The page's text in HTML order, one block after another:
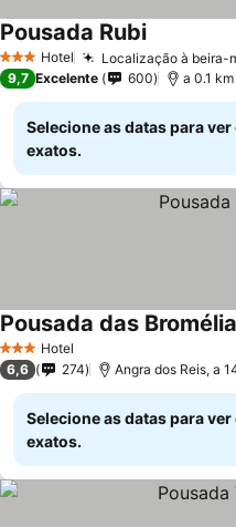
3 EstrelasHotel Localização à beira-
Pousada RubiVer preços
9,7 Excelente 600 a 0.1
Selecione as datas para
exatos.
3 EstrelasHotel
Pousada das
6,6 274 Angra dos Reis, a
Selecione as datas para
exatos.